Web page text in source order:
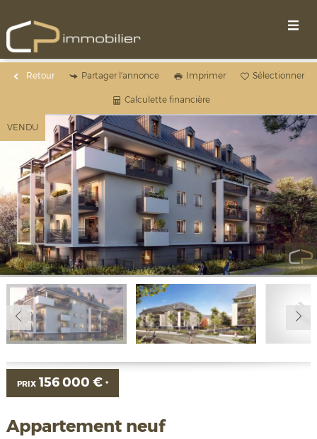
Retour Partager l'annonce Imprimer Sélectionner
Calculette financière
VENDU
PRIX156 000 € *
Appartement neuf